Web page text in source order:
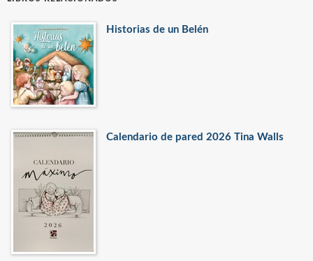
Historias de un Belén
Calendario de pared 2026 Tina Walls